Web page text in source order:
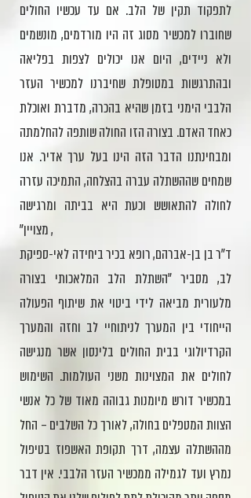
לתפקוד תקין של הלב. אם עד עכשיו החולים
שחוברו למכשיר מסוג זה היו מורדמים, מונשמים
ולא ניידים, היום אנו יכולים לצפות בפליאה
ובהתרגשות במטופלת שחיברנו למכשיר העזר
הלבבי הימני בזמן שהיא בהכרה, מדברת ואוכלת
כאחד האדם. בצורה הזו החולה שותפה להחלמתה
ומבחינתנו הדבר הזה הינו בעל ערך אדיר. אנו
שמחים שההשתלה עברה בהצלחה, התמיכה עזרה
לחולה להתאושש וכעת היא בביתה ומרגישה
מצויין״ ,
ד״ר בן בן-אברהם, רופא בכיר ביחידה לאי-ספיקת
לב, מסביר ״השתלת הלב המלאכותי בצורה
מלעורית מביאה לידי ביטוי את שיתוף הפעולה
הייחודי בין המערך לניתוחיי לב וחזה והמערך
הקרדיולוגי בבית החולים בלינסון אשר מנגישה
לחולים את המצוינות משני העולמות. השימוש
במכשיר דורש מיומנות גבוהה מאוד של כל אנשי
הצוות המטפלים בחולה, לאורך כל השלבים – החל
מההשתלה עצמה, דרך תקופת האשפוז בטיפול
נמרץ ועד לגמילה ממכשיר העזר הלבבי. אין דבר